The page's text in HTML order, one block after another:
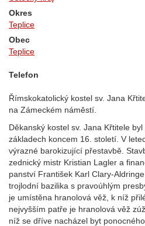
Okres
Teplice
Obec
Teplice
Telefon
Římskokatolický kostel sv. Jana
na Zámeckém náměstí.
Děkanský kostel sv. Jana Křtitele
základech koncem 16. století. V
výrazné barokizující přestavbě.
zednický mistr Kristian Lagler a
panství František Karl Clary-
trojlodní bazilika s pravoúhlým
je umístěna hranolová věž, k níž
nejvyšším patře je hranolová věž
níž se dříve nacházel byt